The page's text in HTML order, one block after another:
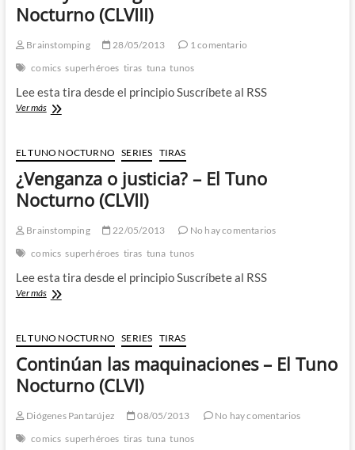
–
El
Nocturno
(CLIX)
Nocturno (CLVIII)
Brainstomping 28/05/2013
1 comentario
comics superhéroes tiras tuna tunos
Lee esta tira desde el principio Suscríbete al RSS
Ver másNo
vengador
–
El
Tuno
Nocturno
EL TUNO NOCTURNO SERIES TIRAS
¿Venganza o justicia? – El Tuno
Nocturno (CLVII)
Brainstomping 22/05/2013
No hay comentarios
comics superhéroes tiras tuna tunos
Lee esta tira desde el principio Suscríbete al RSS
Ver más¿Venganza
–
El
Tuno
Nocturno
(CLVII)
EL TUNO NOCTURNO SERIES TIRAS
Continúan las maquinaciones – El Tuno
Nocturno (CLVI)
Diógenes Pantarújez 08/05/2013
No hay comentarios
comics superhéroes tiras tuna tunos